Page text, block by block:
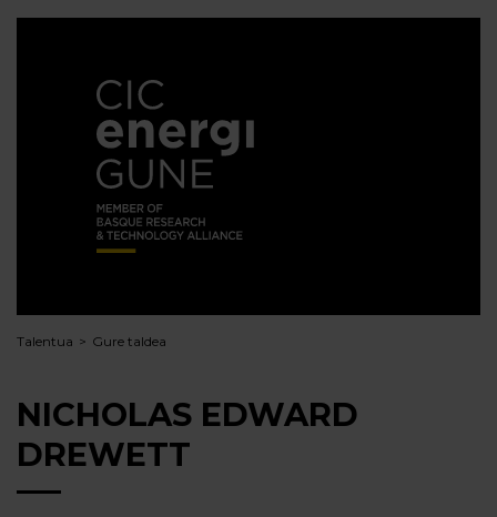
Talentua Gure taldea
NICHOLAS EDWARD
DREWETT